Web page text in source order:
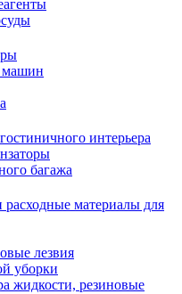
машин
интерьера
багажа
расходные материалы для
лезвия
уборки
жидкости, резиновые